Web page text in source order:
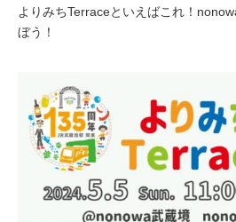
よりみちTerraceといえばこれ！
ぼう！